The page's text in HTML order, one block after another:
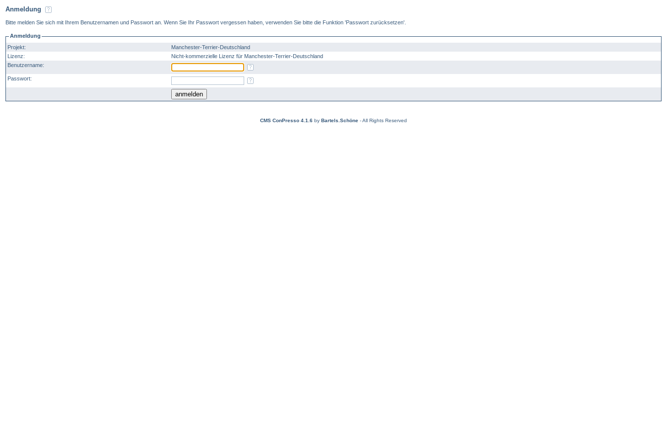
Anmeldung
Bitte melden Sie sich mit Ihrem Benutzernamen und Passwort an. Wenn Sie Ihr Passwort vergessen haben, verwenden Sie bitte die Funktion 'Passwort zurücksetzen'.
Anmeldung
Projekt:
Manchester-Terrier-Deutschland
Lizenz:
Nicht-kommerzielle Lizenz für Manchester-Terrier-Deutschland
Benutzername:
Passwort:
CMS ConPresso 4.1.6 by Bartels.Schöne - All Rights Reserved